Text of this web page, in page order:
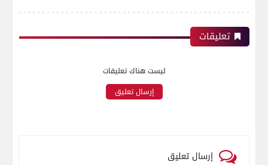
تعليقات
ليست هناك تعليقات
إرسال تعليق
إرسال تعليق